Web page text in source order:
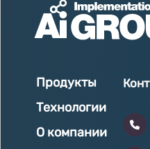
Продукты
Технологии
О компании